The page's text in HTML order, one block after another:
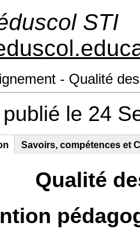
STI
- Qualité
publié le 24
principal
Savoirs, compétences et
Qualité